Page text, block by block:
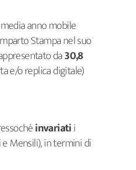
anno mobile
Stampa nel suo
da30,8
e/o replica digitale)
invariatii
Mensili), in termini di